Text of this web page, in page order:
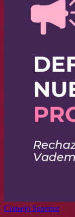
Consejo Superior